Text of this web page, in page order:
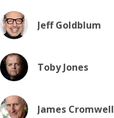
Jeff Goldblum
Toby Jones
James Cromwell